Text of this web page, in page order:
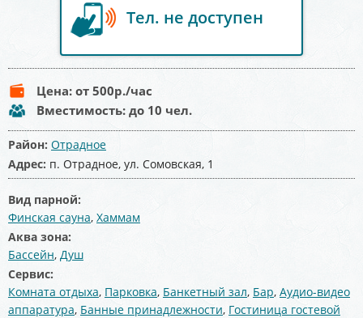
Тел. не доступен
Цена: от 500р./час
Вместимость: до 10 чел.
Район: Отрадное
Адрес: п. Отрадное, ул. Сомовская, 1
Вид парной:
Финская сауна, Хаммам
Аква зона:
Бассейн, Душ
Сервис:
Комната отдыха, Парковка, Банкетный зал, Бар, Аудио-видео
аппаратура, Банные принадлежности, Гостиница гостевой